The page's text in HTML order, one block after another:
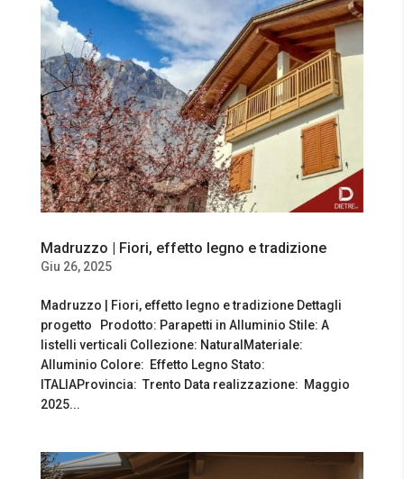
Madruzzo | Fiori, effetto legno e tradizione
Giu 26, 2025
Madruzzo | Fiori, effetto legno e tradizione Dettagli
progetto Prodotto: Parapetti in Alluminio Stile: A
listelli verticali Collezione: NaturalMateriale:
Alluminio Colore: Effetto Legno Stato:
ITALIAProvincia: Trento Data realizzazione: Maggio
2025...